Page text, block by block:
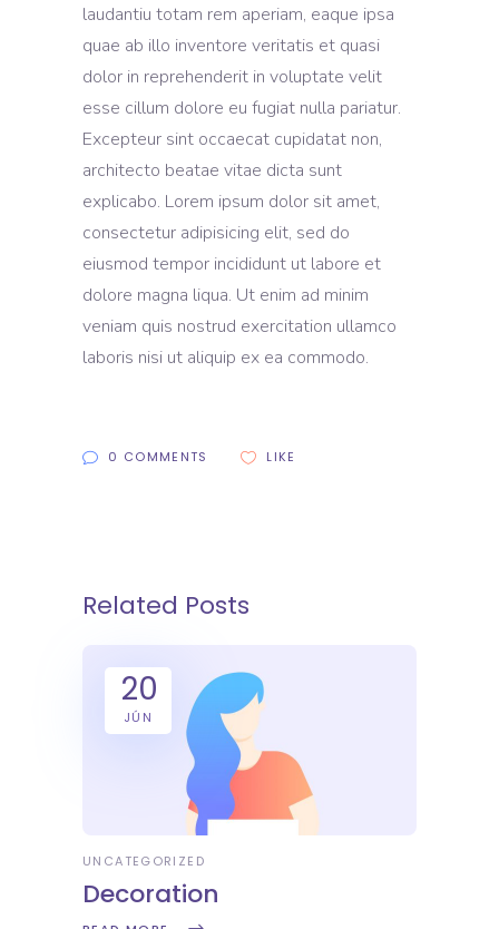
laudantiu totam rem aperiam, eaque ipsa
quae ab illo inventore veritatis et quasi
dolor in reprehenderit in voluptate velit
esse cillum dolore eu fugiat nulla pariatur.
Excepteur sint occaecat cupidatat non,
architecto beatae vitae dicta sunt
explicabo. Lorem ipsum dolor sit amet,
consectetur adipisicing elit, sed do
eiusmod tempor incididunt ut labore et
dolore magna liqua. Ut enim ad minim
veniam quis nostrud exercitation ullamco
laboris nisi ut aliquip ex ea commodo.
0 COMMENTS LIKE
Related Posts
20
JÚN
UNCATEGORIZED
Decoration